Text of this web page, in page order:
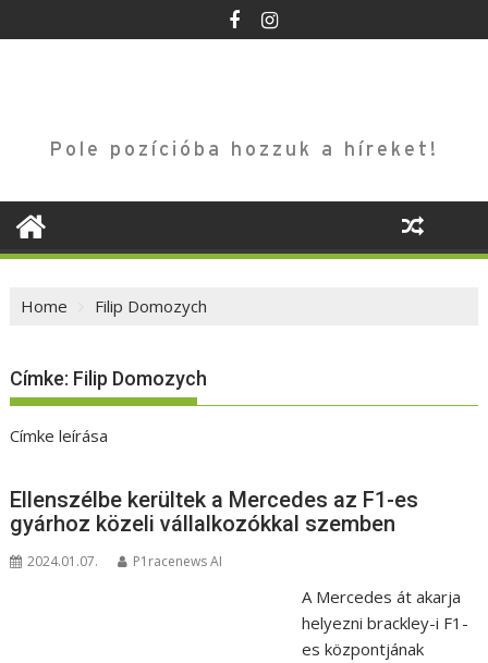
to
Pole pozícióba hozzuk a híreket!
Home Filip Domozych
Címke: Filip Domozych
Címke leírása
Ellenszélbe kerültek a Mercedes az F1-es
gyárhoz közeli vállalkozókkal szemben
2024.01.07. P1racenews AI
A Mercedes át akarja
helyezni brackley-i F1-
es központjának